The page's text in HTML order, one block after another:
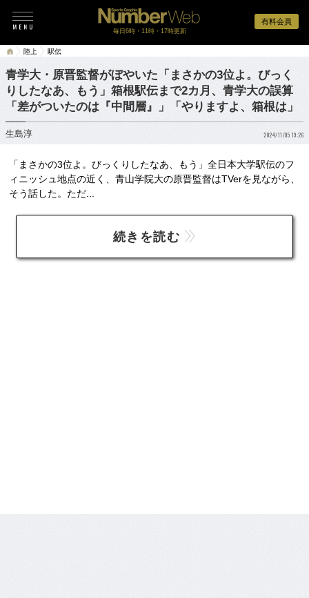
有料会員
毎日6時・11時・17時更新
陸上 駅伝
青学大・原晋監督がぼやいた「まさかの3位よ。びっく
りしたなあ、もう」箱根駅伝まで2カ月、青学大の誤算
「差がついたのは『中間層』」「やりますよ、箱根は」
生島淳 2024/11/05 19:26
「まさかの3位よ。びっくりしたなあ、もう」全日本大学駅伝のフ
ィニッシュ地点の近く、青山学院大の原晋監督はTVerを見ながら、
そう話した。ただ...
続きを読む